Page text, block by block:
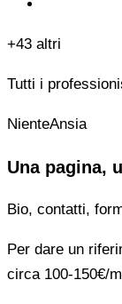
+43 altri
Tutti i
NienteAnsia
Una pagina,
Bio, contatti,
Per dare un
circa 100-150€/